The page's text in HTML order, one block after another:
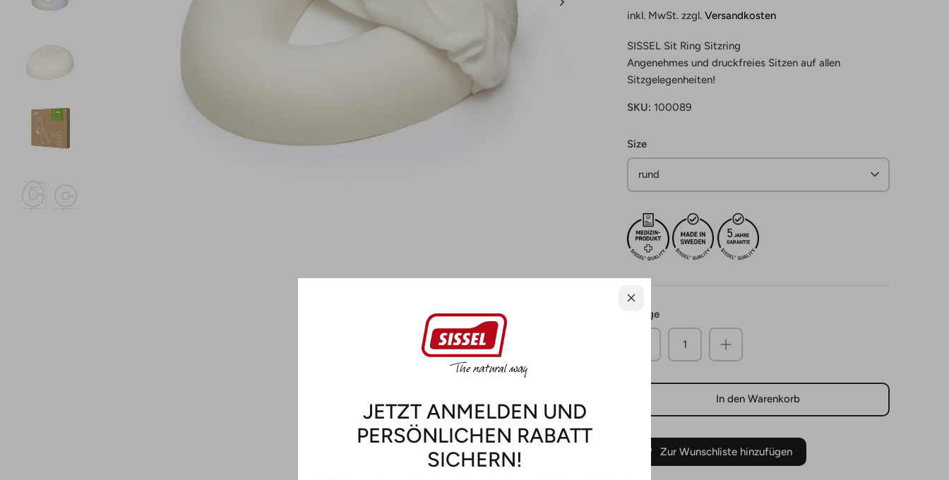
JETZT ANMELDEN UND
PERSÖNLICHEN RABATT
SICHERN!
inkl. MwSt. zzgl. Versandkosten
SISSEL Sit Ring Sitzring
Angenehmes und druckfreies Sitzen auf allen
Sitzgelegenheiten!
SKU: 100089
Size
rund
Menge
In den Warenkorb
Zur Wunschliste hinzufügen